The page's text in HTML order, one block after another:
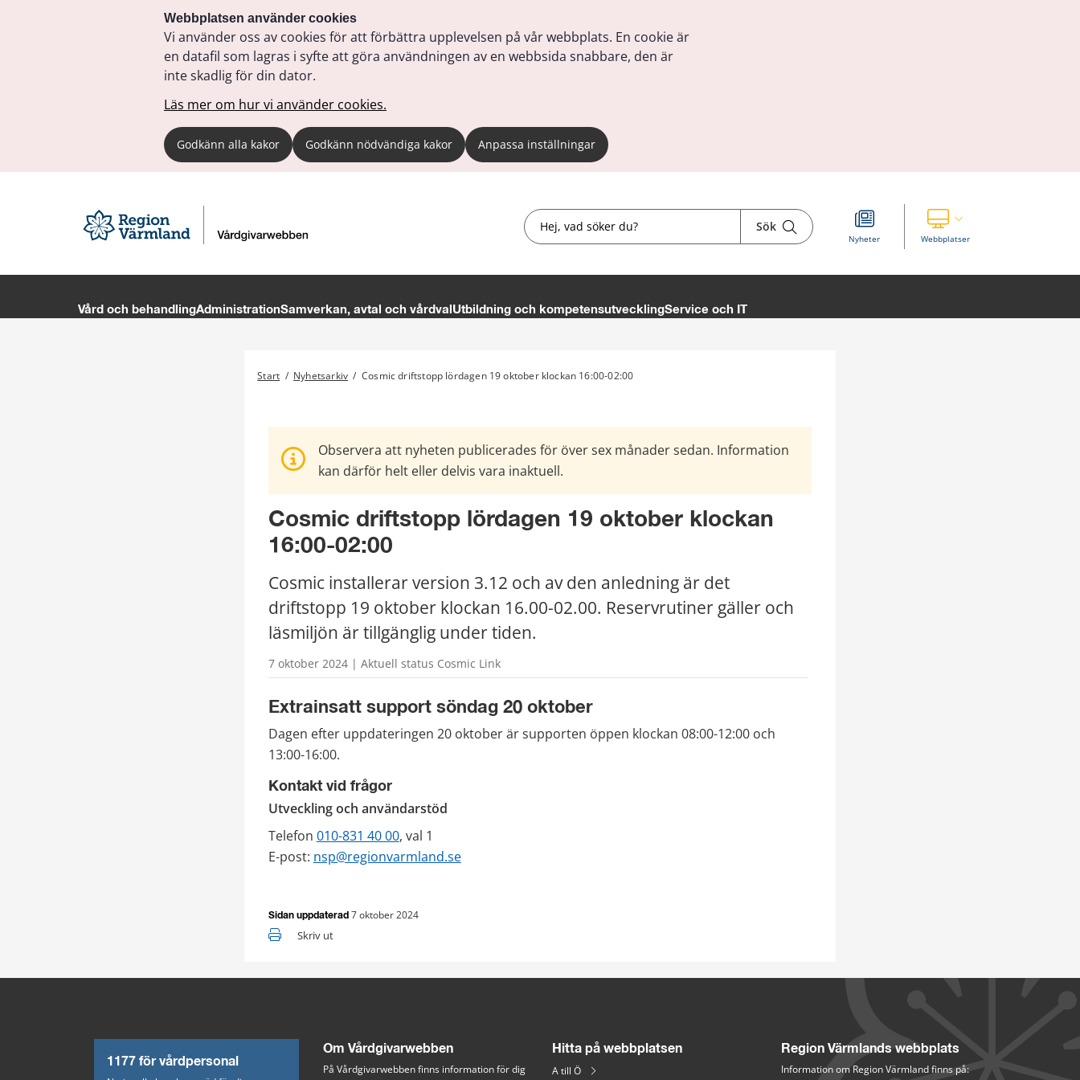
Webbplatsen använder cookies
Vi använder oss av cookies för att förbättra upplevelsen på vår webbplats. En cookie är
en datafil som lagras i syfte att göra användningen av en webbsida snabbare, den är
inte skadlig för din dator.
Läs mer om hur vi använder cookies.
Godkänn alla kakor Godkänn nödvändiga kakor Anpassa inställningar
Sök Sök
Nyheter WebbplatserVisa våra andra webbplatser
Vård och behandlingAdministrationSamverkan, avtal och vårdval Utbildning och kompetensutvecklingService och IT
Start / Nyhetsarkiv / Cosmic driftstopp lördagen 19 oktober klockan 16:00-02:00
Observera att nyheten publicerades för över sex månader sedan. Information
kan därför helt eller delvis vara inaktuell.
Cosmic driftstopp lördagen 19 oktober klockan
16:00-02:00
Cosmic installerar version 3.12 och av den anledning är det
driftstopp 19 oktober klockan 16.00-02.00. Reservrutiner gäller och
läsmiljön är tillgänglig under tiden.
7 oktober 2024 | Aktuell status Cosmic Link
Extrainsatt support söndag 20 oktober
Dagen efter uppdateringen 20 oktober är supporten öppen klockan 08:00-12:00 och
13:00-16:00.
Kontakt vid frågor
Utveckling och användarstöd
Telefon 010-831 40 00, val 1
E-post: nsp@regionvarmland.se
Sidan uppdaterad 7 oktober 2024
Skriv ut
1177 för vårdpersonal
Om Vårdgivarwebben
På Vårdgivarwebben finns information för dig
Hitta på webbplatsen
A till Ö
Region Värmlands webbplats
Information om Region Värmland finns på: